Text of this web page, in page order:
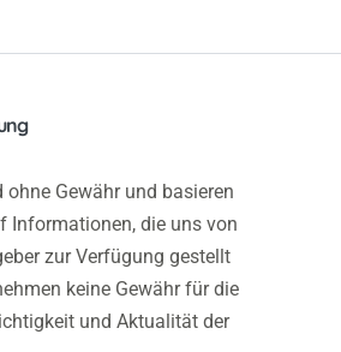
Gewähr und basieren
Informationen, die uns von
zur Verfügung gestellt
keine Gewähr für die
und Aktualität der